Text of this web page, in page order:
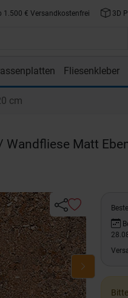
1.500 € Versandkostenfrei 3D
Fliesenkleber
cm
Wandfliese Matt